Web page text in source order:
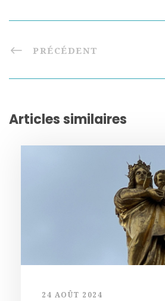
PRÉCÉDENT
Articles similaires
24 AOÛT 2024